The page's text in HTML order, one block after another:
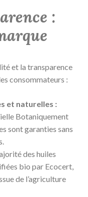
:
et la transparence
consommateurs :
et naturelles :
Botaniquement
sont garanties sans
des huiles
bio par Ecocert,
de l’agriculture